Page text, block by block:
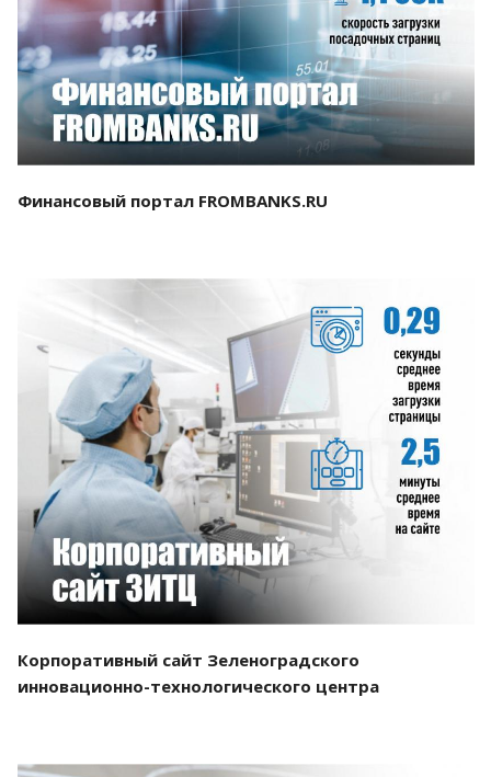
Смотреть проект
Финансовый портал FROMBANKS.RU
Смотреть проект
Корпоративный сайт Зеленоградского
инновационно-технологического центра